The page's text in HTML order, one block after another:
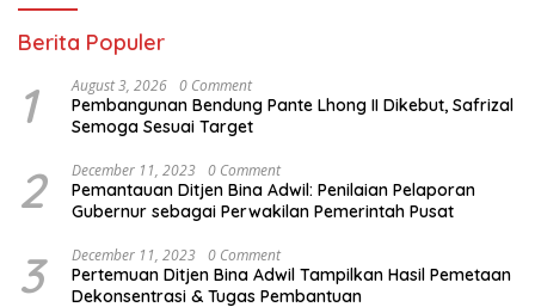
Berita Populer
1 August 3, 2026 0 Comment
Pembangunan Bendung Pante Lhong II Dikebut, Safrizal
Semoga Sesuai Target
2 December 11, 2023 0 Comment
Pemantauan Ditjen Bina Adwil: Penilaian Pelaporan
Gubernur sebagai Perwakilan Pemerintah Pusat
3 December 11, 2023 0 Comment
Pertemuan Ditjen Bina Adwil Tampilkan Hasil Pemetaan
Dekonsentrasi & Tugas Pembantuan